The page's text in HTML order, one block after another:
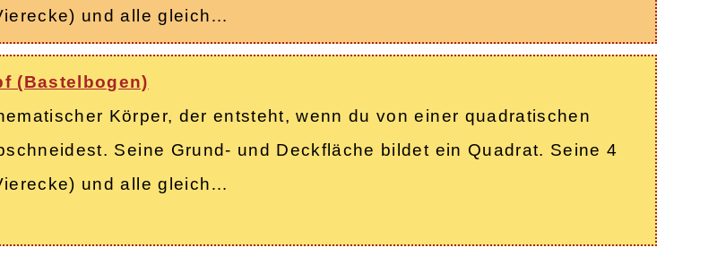
und alle gleich…
(Bastelbogen)
Körper, der entsteht, wenn du von einer quadratischen
Seine Grund- und Deckfläche bildet ein Quadrat. Seine 4
und alle gleich…